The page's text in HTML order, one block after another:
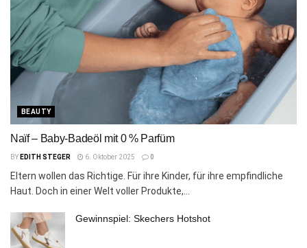
BEAUTY
Naïf – Baby-Badeöl mit 0 % Parfüm
BY EDITH STEGER 6. Oktober 2025 0
Eltern wollen das Richtige. Für ihre Kinder, für ihre empfindliche
Haut. Doch in einer Welt voller Produkte,...
Gewinnspiel: Skechers Hotshot